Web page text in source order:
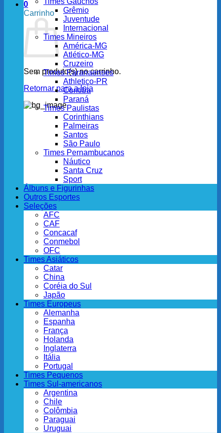
0
Carrinho
Sem produto(s) no carrinho.
Retornar para a loja
Grêmio
Juventude
Internacional
Times Mineiros
América-MG
Atlético-MG
Cruzeiro
Times Paranaenses
Athletico-PR
Coritiba
Paraná
Times Paulistas
Corinthians
Palmeiras
Santos
São Paulo
Times Pernambucanos
Náutico
Santa Cruz
Sport
Álbuns e Figurinhas
Outros Esportes
Seleções
AFC
CAF
Concacaf
Conmebol
OFC
Times Asiáticos
Catar
China
Coréia do Sul
Japão
Times Europeus
Alemanha
Espanha
França
Holanda
Inglaterra
Itália
Portugal
Times Pequenos
Times Sul-americanos
Argentina
Chile
Colômbia
Paraguai
Uruguai